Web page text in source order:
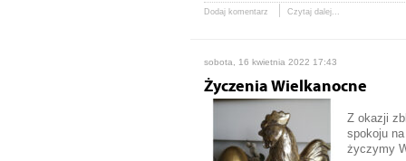
Dodaj komentarz Czytaj dalej...
sobota, 16 kwietnia 2022 17:43
Życzenia Wielkanocne
Z okazji
spokoju
życzymy